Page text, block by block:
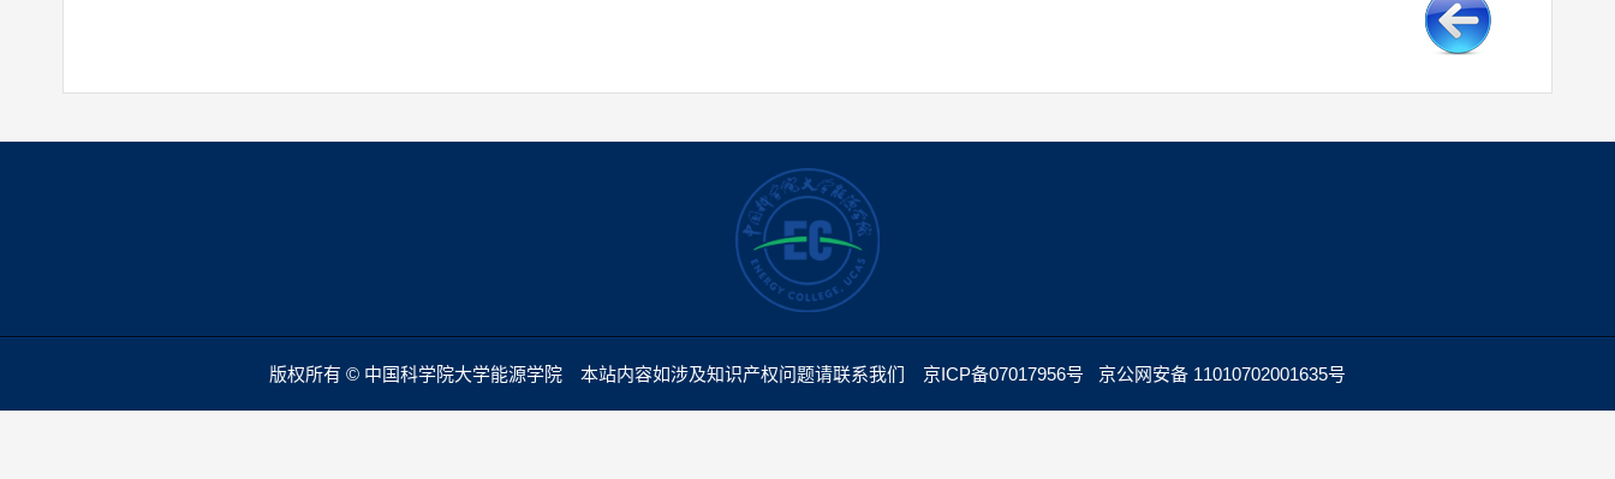
版权所有 © 中国科学院大学能源学院 本站内容如涉及知识产权问题请联系我们 京ICP备07017956号 京公网安备 11010702001635号